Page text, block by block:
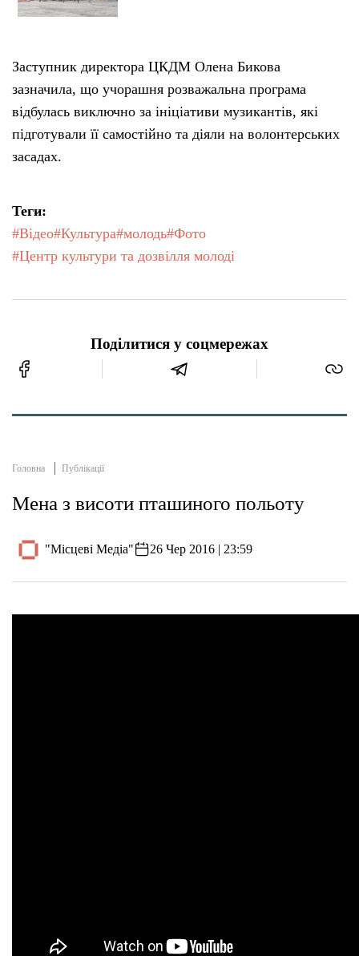
Заступник директора ЦКДМ Олена Бикова
зазначила, що учорашня розважальна програма
відбулась виключно за ініціативи музикантів, які
підготували її самостійно та діяли на волонтерських
засадах.
Теги:
#Відео#Культура#молодь#Фото
#Центр культури та дозвілля молоді
Поділитися у соцмережах
Головна Публікації
Мена з висоти пташиного польоту
"Місцеві Медіа" 26 Чер 2016 | 23:59